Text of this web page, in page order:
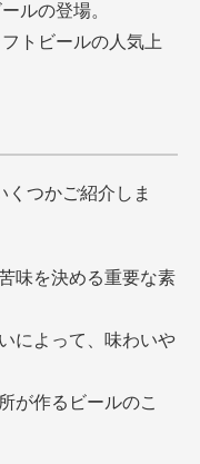
ルの登場。
トビールの人気上
くつかご紹介しま
味を決める重要な素
によって、味わいや
が作るビールのこ